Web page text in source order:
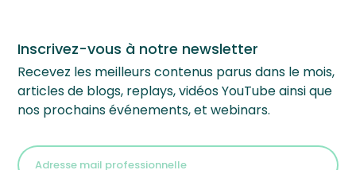
Inscrivez-vous à notre newsletter
Recevez les meilleurs contenus parus dans le mois,
articles de blogs, replays, vidéos YouTube ainsi que
nos prochains événements, et webinars.